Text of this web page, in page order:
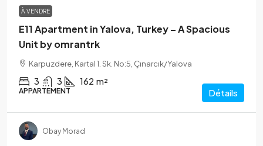
À VENDRE
E11 Apartment in Yalova, Turkey – A Spacious
Unit by omrantrk
Karpuzdere, Kartal 1. Sk. No:5, Çınarcık/Yalova
3 3 162 m²
APPARTEMENT Détails
Obay Morad